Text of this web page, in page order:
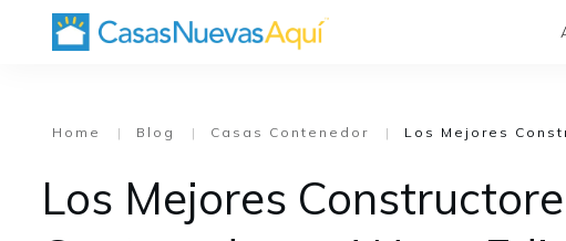
Home | Blog | Casas Contenedor | Los Mejores
Los Mejores